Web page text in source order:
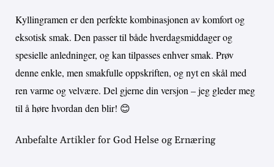
Kyllingramen er den perfekte kombinasjonen av komfort og
eksotisk smak. Den passer til både hverdagsmiddager og
spesielle anledninger, og kan tilpasses enhver smak. Prøv
denne enkle, men smakfulle oppskriften, og nyt en skål med
ren varme og velvære. Del gjerne din versjon – jeg gleder meg
til å høre hvordan den blir! 😊
Anbefalte Artikler for God Helse og Ernæring